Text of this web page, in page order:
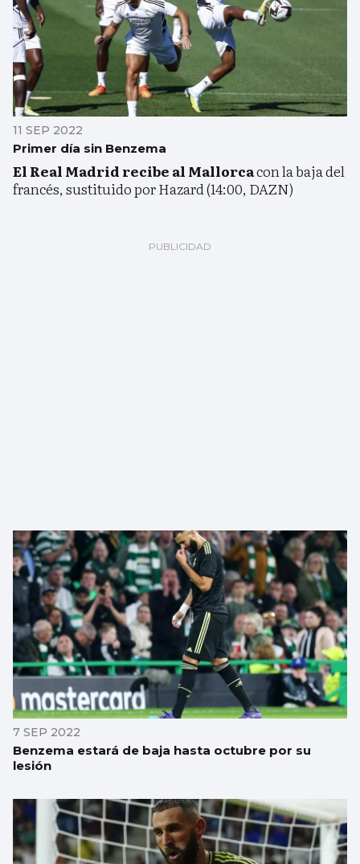
11 SEP 2022
Primer día sin Benzema
El Real Madrid recibe al Mallorcacon la baja del
francés, sustituido por Hazard (14:00, DAZN)
7 SEP 2022
Benzema estará de baja hasta octubre por su
lesión